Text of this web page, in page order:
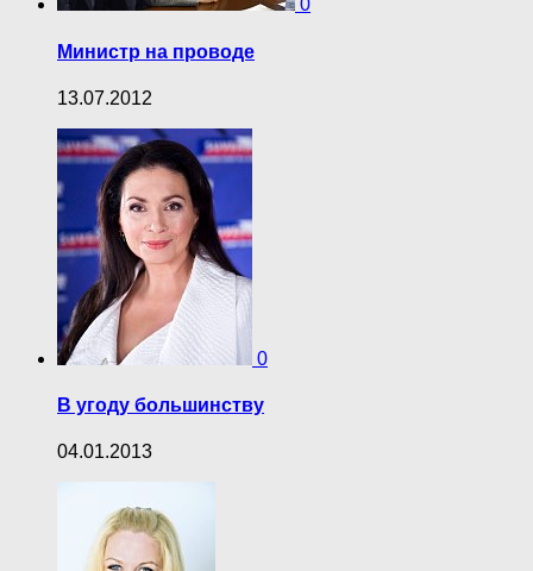
0
Министр на проводе
13.07.2012
0
В угоду большинству
04.01.2013